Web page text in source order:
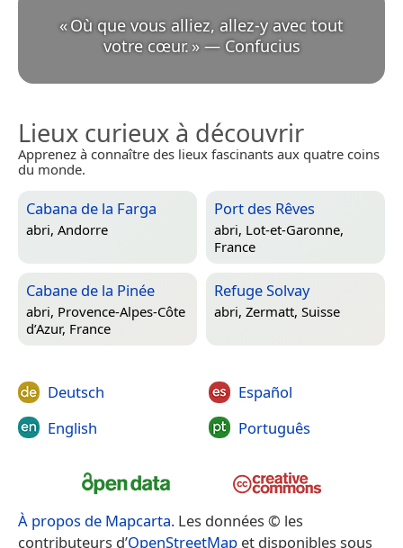
«Où que vous alliez, allez-y avec tout
votre cœur. » — Confucius
Lieux curieux à découvrir
Apprenez à connaître des lieux fascinants aux quatre coins
du monde.
Cabana de la Farga
abri, Andorre
Port des Rêves
abri, Lot-et-Garonne,
France
Cabane de la Pinée
abri, Provence-Alpes-Côte
d’Azur, France
Refuge Solvay
abri, Zermatt, Suisse
Deutsch
English
Español
Português
À propos de Mapcarta. Les données © les
contributeurs d’OpenStreetMap et disponibles sous